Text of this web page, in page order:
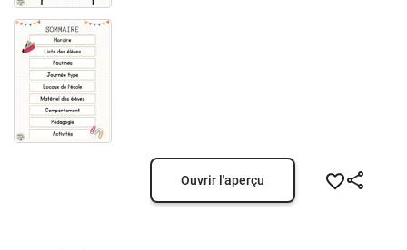
Ouvrir l'aperçu